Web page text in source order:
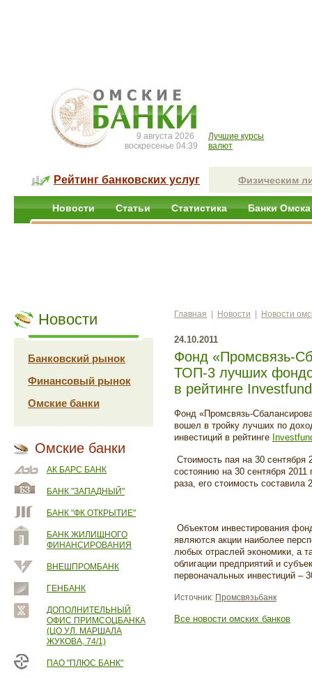
9 августа 2026
воскресенье 04:39
Лучшие курсы
валют
Рейтинг банковских услуг Физическим
Новости Статьи Статистика Банки Омска
Новости
Банковский рынок
Финансовый рынок
Омские банки
Омские банки
АК БАРС БАНК
БАНК "ЗАПАДНЫЙ"
БАНК "ФК ОТКРЫТИЕ"
БАНК ЖИЛИЩНОГО
ФИНАНСИРОВАНИЯ
ВНЕШПРОМБАНК
ГЕНБАНК
ДОПОЛНИТЕЛЬНЫЙ
ОФИС ПРИМСОЦБАНКА
(ЦО УЛ. МАРШАЛА
ЖУКОВА, 74/1)
ПАО "ПЛЮС БАНК"
Главная Новости Новости
24.10.2011
Фонд «Промсвязь-
ТОП-3 лучших
в рейтинге
Фонд «Промсвязь-
вошел в тройку лучших по
инвестиций в рейтинге
Стоимость пая на 30 сентября
состоянию на 30 сентября
раза, его стоимость составила
Объектом инвестирования
являются акции наиболее
любых отраслей экономики, а
облигации предприятий и
первоначальных инвестиций –
Источник: Промсвязьбанк
Все новости омских банков